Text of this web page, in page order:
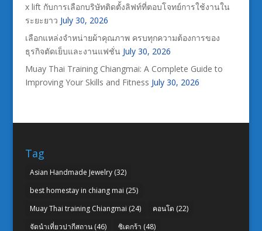
x lift กับการเลือกบริษัทติดตั้งลิฟท์ที่ตอบโจทย์การใช้งานใน
ระยะยาว July 30, 2026
เลือกแหล่งจำหน่ายผ้าคุณภาพ ครบทุกความต้องการของ
ธุรกิจตัดเย็บและงานแฟชั่น July 30, 2026
Muay Thai Training Chiangmai: A Complete Guide to
Improving Your Skills and Fitness July 30, 2026
Tag
Asian Handmade Jewelry(32)
best homestay in chiang mai (25)
Muay Thai training Chiangmai (24) คอนโด (22)
จัดนำเที่ยวปากีสถาน(46) ซิเดกร้า (48)